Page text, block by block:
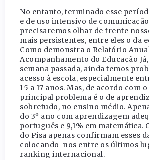
No entanto, terminado esse
e de uso intensivo de
precisaremos olhar de frente
mais persistentes, entre eles o da
Como demonstra o Relatório
Acompanhamento do Educação
semana passada, ainda temos
acesso à escola, especialmente
15 a 17 anos. Mas, de acordo com
principal problema é o de
sobretudo, no ensino médio.
do 3º ano com aprendizagem
português e 9,1% em matemática.
do Pisa apenas confirmam esses
colocando-nos entre os últimos
ranking internacional.